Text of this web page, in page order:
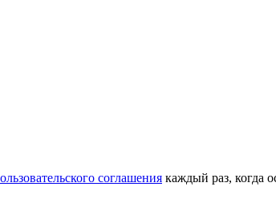
соглашения каждый раз, когда